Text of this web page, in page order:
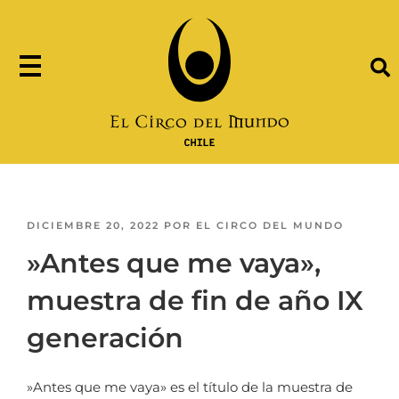
DICIEMBRE 20, 2022 POR EL CIRCO DEL MUNDO
»Antes que me vaya»,
muestra de fin de año IX
generación
»Antes que me vaya» es el título de la muestra de